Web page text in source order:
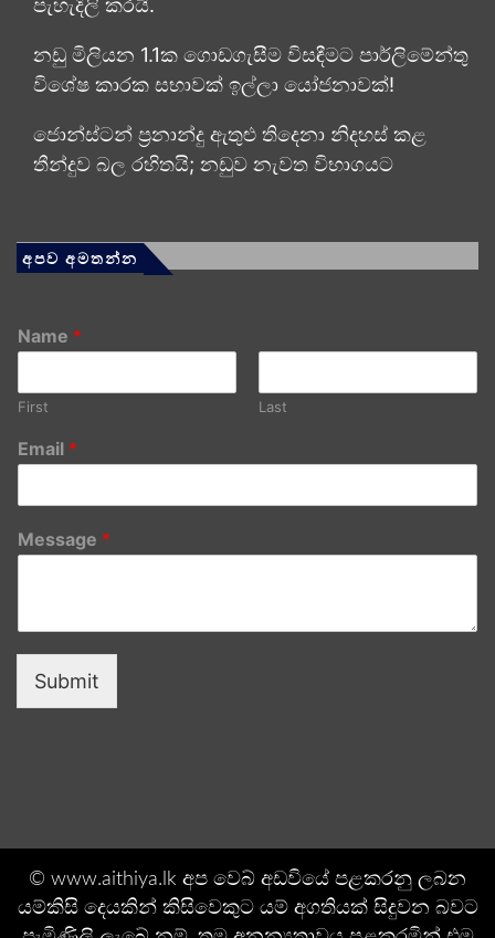
පැහැදිලි කරයි.
නඩු මිලියන 1.1ක ගොඩගැසීම විසඳීමට පාර්ලිමේන්තු
විශේෂ කාරක සභාවක් ඉල්ලා යෝජනාවක්!
ජොන්ස්ටන් ප්‍රනාන්දු ඇතුළු තිදෙනා නිදහස් කළ
තීන්දුව බල රහිතයි; නඩුව නැවත විභාගයට
අපව අමතන්න
Name *
First Last
Email *
Message *
Submit
© www.aithiya.lk අප වෙබ් අඩවියේ පළකරනු ලබන
යම්කිසි දෙයකින් කිසිවෙකුට යම් අගතියක් සිදුවන බවට